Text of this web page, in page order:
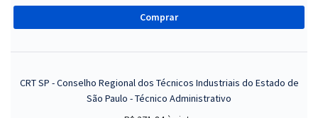
Comprar
CRT SP - Conselho Regional dos Técnicos Industriais do Estado de
São Paulo - Técnico Administrativo